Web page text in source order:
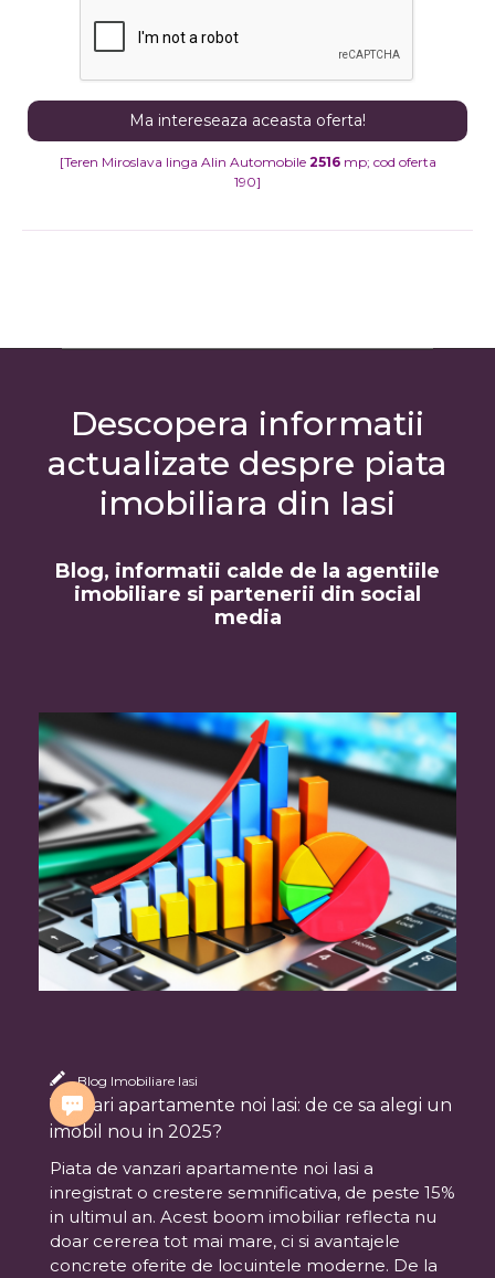
[Teren Miroslava linga Alin Automobile 2516mp; cod oferta
190]
Descopera informatii
actualizate despre piata
imobiliara din Iasi
Blog, informatii calde de la agentiile
imobiliare si partenerii din social
media
Blog Imobiliare Iasi
Vanzari apartamente noi Iasi: de ce sa alegi un
imobil nou in 2025?
Piata de vanzari apartamente noi Iasi a
inregistrat o crestere semnificativa, de peste 15%
in ultimul an. Acest boom imobiliar reflecta nu
doar cererea tot mai mare, ci si avantajele
concrete oferite de locuintele moderne. De la